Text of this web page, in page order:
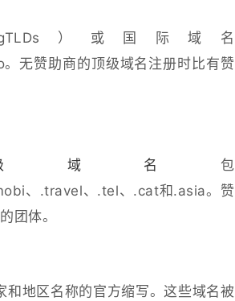
）或国际域名
无赞助商的顶级域名注册时比有赞
域名 包
、.travel、.tel、.cat和.asia。赞
团体。
地区名称的官方缩写。这些域名被